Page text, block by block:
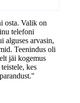
osta. Valik on
telefoni
alguses arvasin,
Teenindus oli
jäi kogemus
kes